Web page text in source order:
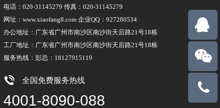
电话：020-31145279 传真：020-31145279
网址：www.xiaofang8.com 企业QQ：927280534
办公地址：广东省广州市南沙区南沙街天后路21号18栋
工厂地址：广东省广州市南沙区南沙街天后路21号18栋
服务热线：彭总：18127915119
全国免费服务热线
4001-8090-088